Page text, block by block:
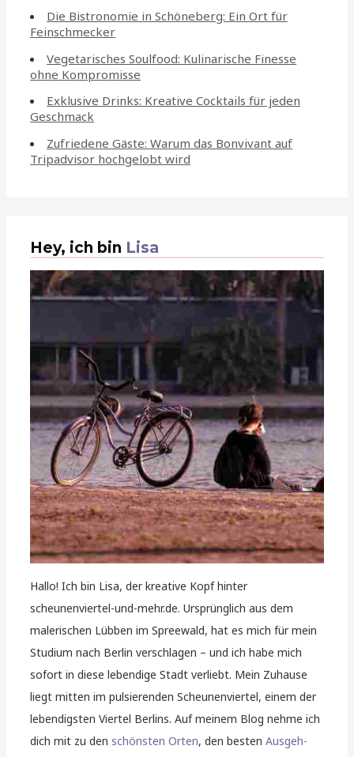
Die Bistronomie in Schöneberg: Ein Ort für
Feinschmecker
Vegetarisches Soulfood: Kulinarische Finesse
ohne Kompromisse
Exklusive Drinks: Kreative Cocktails für jeden
Geschmack
Zufriedene Gäste: Warum das Bonvivant auf
Tripadvisor hochgelobt wird
Hey, ich bin Lisa
Hallo! Ich bin Lisa, der kreative Kopf hinter
scheunenviertel-und-mehr.de. Ursprünglich aus dem
malerischen Lübben im Spreewald, hat es mich für mein
Studium nach Berlin verschlagen – und ich habe mich
sofort in diese lebendige Stadt verliebt. Mein Zuhause
liegt mitten im pulsierenden Scheunenviertel, einem der
lebendigsten Viertel Berlins. Auf meinem Blog nehme ich
dich mit zu denschönsten Orten, den bestenAusgeh-